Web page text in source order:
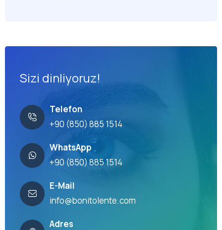
Sizi dinliyoruz!
Telefon
+90 (850) 885 1514
WhatsApp
+90 (850) 885 1514
E-Mail
info@bonitolente.com
Adres